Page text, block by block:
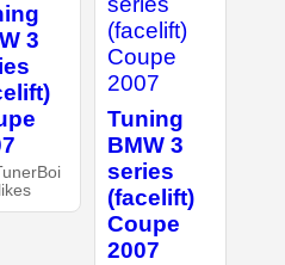
3
Tuning
BMW 3
series
(facelift)
Coupe
2007